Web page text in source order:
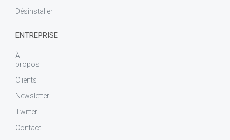
Désinstaller
ENTREPRISE
À
propos
Clients
Newsletter
Twitter
Contact